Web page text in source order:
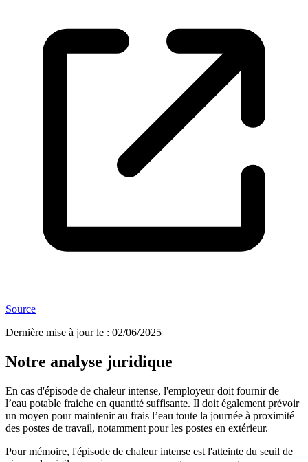
Source
Dernière mise à jour le : 02/06/2025
Notre analyse juridique
En cas d'épisode de chaleur intense, l'employeur doit fournir de
l’eau potable fraiche en quantité suffisante. Il doit également prévoir
un moyen pour maintenir au frais l’eau toute la journée à proximité
des postes de travail, notamment pour les postes en extérieur.
Pour mémoire, l'épisode de chaleur intense est l'atteinte du seuil de